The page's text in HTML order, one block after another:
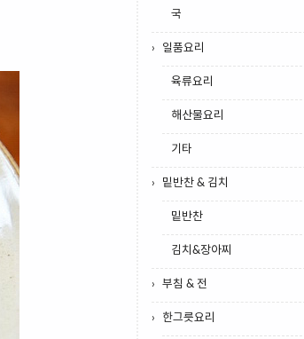
국
일품요리
육류요리
해산물요리
기타
밑반찬 & 김치
밑반찬
김치&장아찌
부침 & 전
한그릇요리